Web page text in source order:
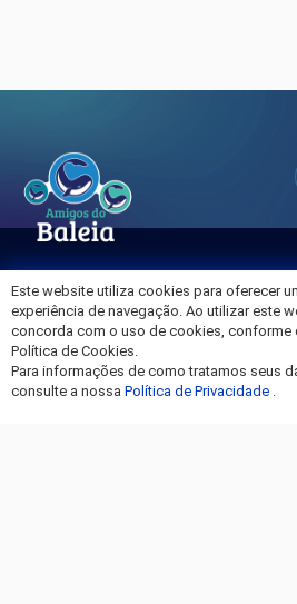
Sobre o Hospital da Baleia
Termos de Uso
Política de Privacidade
Entre em Contato
Este website utiliza cookies para oferecer
experiência de navegação. Ao utilizar este
concorda com o uso de cookies, conforme
Política de Cookies.
Para informações de como tratamos seus
consulte a nossa Política de Privacidade .